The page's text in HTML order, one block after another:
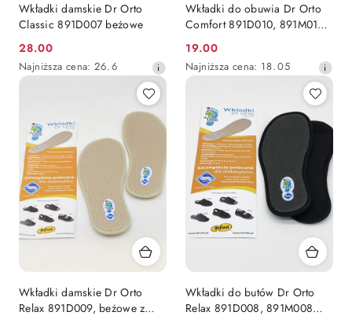
Wkładki damskie Dr Orto
Classic 891D007 beżowe
Cena
promocyjna:
28.00
Najniższa
cena
dni
przed
obniżką
Najniższa cena: 26.6
Wkładki do obuwia Dr Orto
Comfort 891D010, 891M010
czarne
Cena
promocyjna:
19.00
Najniższa
cena
przed
obniżką
Najniższa cena: 18.05
Wkładki damskie Dr Orto
Relax 891D009, beżowe z
Wkładki do butów Dr Orto
Relax 891D008, 891M008